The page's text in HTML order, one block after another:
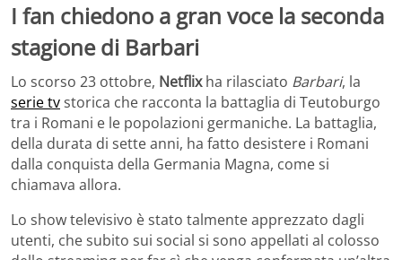
I fan chiedono a gran voce la seconda
stagione di Barbari
Lo scorso 23 ottobre, Netflixha rilasciato Barbari, la
serie tvstorica che racconta la battaglia di Teutoburgo
tra i Romani e le popolazioni germaniche. La battaglia,
della durata di sette anni, ha fatto desistere i Romani
dalla conquista della Germania Magna, come si
chiamava allora.
Lo show televisivo è stato talmente apprezzato dagli
utenti, che subito sui social si sono appellati al colosso